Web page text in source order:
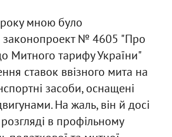
мною було
законопроект № 4605 "Про
Митного тарифу України"
ставок ввізного мита на
засоби, оснащені
На жаль, він й досі
в профільному